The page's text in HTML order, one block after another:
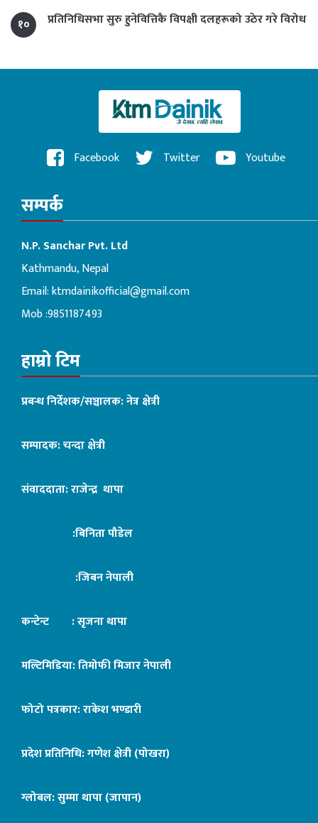
१०
प्रतिनिधिसभा सुरु हुनेवित्तिकै विपक्षी दलहरूको उठेर गरे विरोध
Facebook Twitter Youtube
सम्पर्क
N.P. Sanchar Pvt. Ltd
Kathmandu, Nepal
Email:ktmdainikofficial@gmail.com
Mob :9851187493
हाम्रो टिम
प्रबन्ध निर्देशक/सञ्चालक: नेत्र क्षेत्री
सम्पादक: चन्दा क्षेत्री
संवाददाता: राजेन्द्र थापा
:बिनिता पौडेल
:जिबन नेपाली
कन्टेन्ट : सृजना थापा
मल्टिमिडिया: तिमोफी मिजार नेपाली
फोटो पत्रकार: राकेश भण्डारी
प्रदेश प्रतिनिधि: गणेश क्षेत्री (पोखरा)
ग्लोबल: सुम्मा थापा (जापान)